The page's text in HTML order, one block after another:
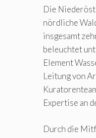
Die
nördliche
insgesamt
beleuchtet
Element
Leitung von
Expertise an
Durch die